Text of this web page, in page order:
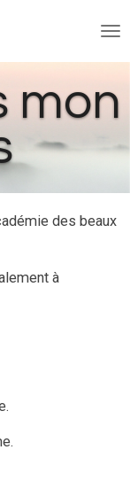
mon
des beaux
à